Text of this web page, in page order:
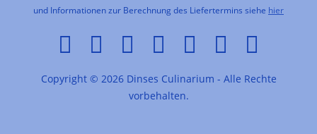
und Informationen zur Berechnung des Liefertermins siehe hier
Copyright © 2026 Dinses Culinarium - Alle Rechte
vorbehalten.